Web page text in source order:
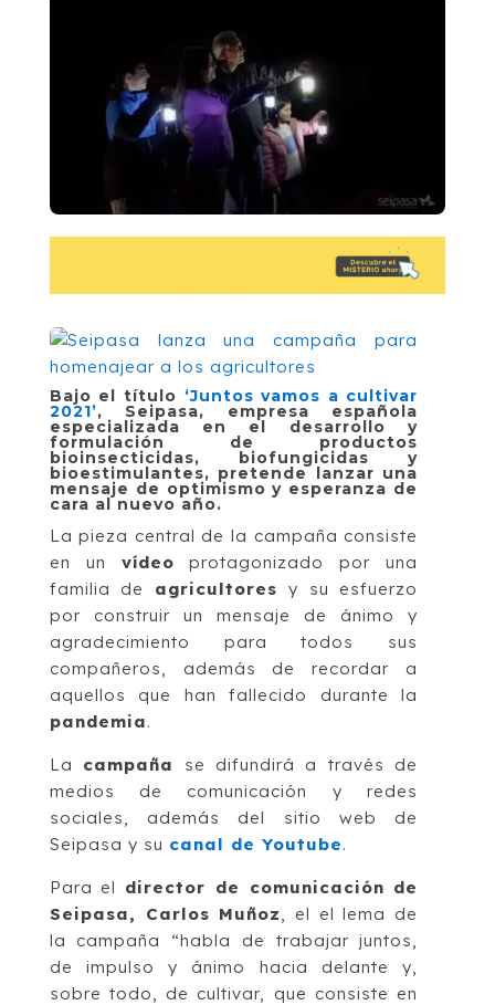
Bajo el título ‘Juntos vamos a cultivar
2021’, Seipasa, empresa española
especializada en el desarrollo y
formulación de productos
bioinsecticidas, biofungicidas y
bioestimulantes, pretende lanzar una
mensaje de optimismo y esperanza de
cara al nuevo año.
La pieza central de la campaña consiste
en un vídeo protagonizado por una
familia de agricultores y su esfuerzo
por construir un mensaje de ánimo y
agradecimiento para todos sus
compañeros, además de recordar a
aquellos que han fallecido durante la
pandemia.
La campaña
se difundirá a través de
medios de comunicación y redes
sociales, además del sitio web de
Seipasa y su canal de Youtube.
Para el director de comunicación de
Seipasa, Carlos Muñoz
, el el lema de
la campaña “habla de trabajar juntos,
de impulso y ánimo hacia delante y,
sobre todo, de cultivar, que consiste en